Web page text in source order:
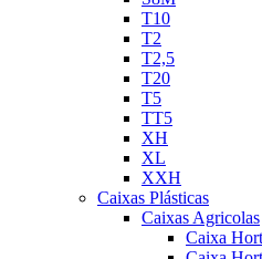
T10
T2
T2,5
T20
T5
TT5
XH
XL
XXH
Caixas Plásticas
Caixas Agricolas
Caixa